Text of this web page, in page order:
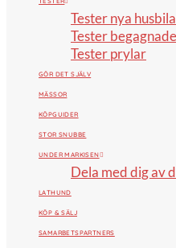
Tester nya
Tester
Tester prylar
GÖR DET SJÄLV
MÄSSOR
KÖPGUIDER
STOR SNUBBE
UNDER MARKISEN
Dela med dig av
LATHUND
KÖP & SÄLJ
SAMARBETSPARTNERS